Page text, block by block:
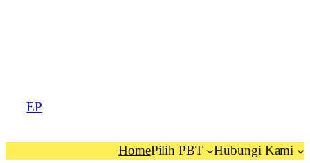
EP
HomePilih PBT Hubungi Kami